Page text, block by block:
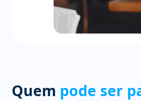
Quem pode ser